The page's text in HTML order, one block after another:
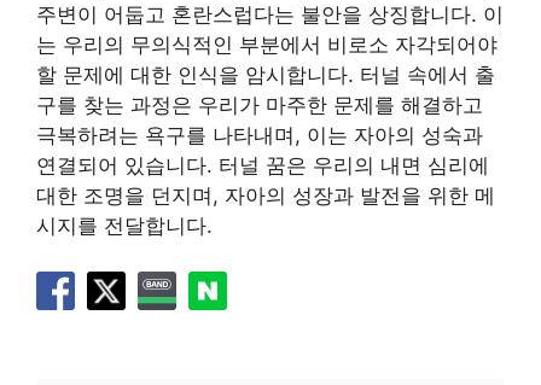
주변이 어둡고 혼란스럽다는 불안을 상징합니다. 이
는 우리의 무의식적인 부분에서 비로소 자각되어야
할 문제에 대한 인식을 암시합니다. 터널 속에서 출
구를 찾는 과정은 우리가 마주한 문제를 해결하고
극복하려는 욕구를 나타내며, 이는 자아의 성숙과
연결되어 있습니다. 터널 꿈은 우리의 내면 심리에
대한 조명을 던지며, 자아의 성장과 발전을 위한 메
시지를 전달합니다.